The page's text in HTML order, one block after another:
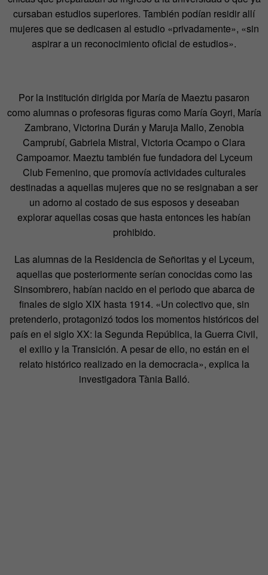
cursaban estudios superiores. También podían residir allí
mujeres que se dedicasen al estudio «privadamente», «sin
aspirar a un reconocimiento oficial de estudios».
Por la institución dirigida por María de Maeztu pasaron
como alumnas o profesoras figuras como María Goyri, María
Zambrano, Victorina Durán y Maruja Mallo, Zenobia
Camprubí, Gabriela Mistral, Victoria Ocampo o Clara
Campoamor. Maeztu también fue fundadora del Lyceum
Club Femenino, que promovía actividades culturales
destinadas a aquellas mujeres que no se resignaban a ser
un adorno al costado de sus esposos y deseaban
explorar aquellas cosas que hasta entonces les habían
prohibido.
Las alumnas de la Residencia de Señoritas y el Lyceum,
aquellas que posteriormente serían conocidas como las
Sinsombrero, habían nacido en el periodo que abarca de
finales de siglo XIX hasta 1914. «Un colectivo que, sin
pretenderlo, protagonizó todos los momentos históricos del
país en el siglo XX: la Segunda República, la Guerra Civil,
el exilio y la Transición. A pesar de ello, no están en el
relato histórico realizado en la democracia», explica la
investigadora Tània Balló.